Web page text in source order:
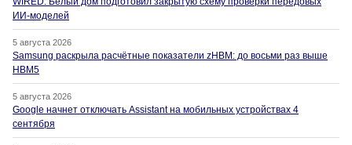
ИИ-моделей
5 августа 2026
Samsung раскрыла расчётные показатели zHBM: до восьми раз выше
HBM5
5 августа 2026
Google начнет отключать Assistant на мобильных устройствах 4
сентября